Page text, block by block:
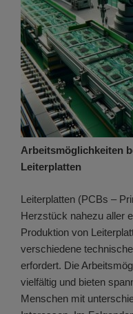
Arbeitsmöglichkeiten
Leiterplatten
Leiterplatten (PCBs –
Herzstück nahezu aller
Produktion von
verschiedene
erfordert. Die
vielfältig und bieten
Menschen mit